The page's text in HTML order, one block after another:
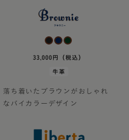
33,000円（税込）
牛革
落ち着いたブラウンがおしゃれ
なバイカラーデザイン